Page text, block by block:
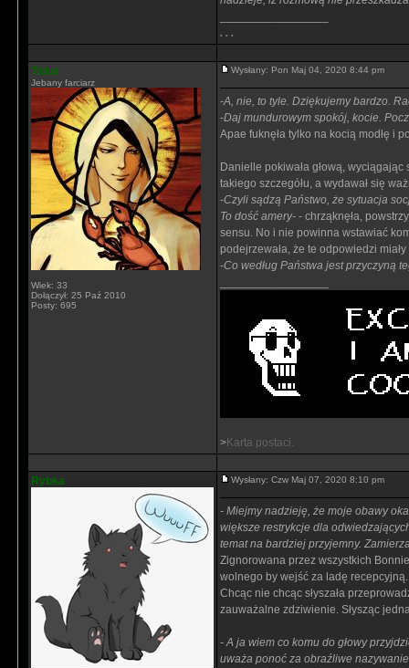
. . .
Tidus
Jebany farciarz
Wiek: 33
Dołączył: 25 Paź 2010
Posty: 695
Wysłany: Pon Maj 04, 2020 8:44 pm
-A, nie, to tyle. Dziękujemy bardzo.
-Daj mundurowym spokój, kocie.
Apae fuknęła tylko na kocią modłę i
Danielle pokiwała głową,
takiego szczegółu, a wydawał się
-Czyli sądzą Państwo, że sytuacja
To dość amery- - chrząknęła,
sensu. No i nie powinna wstawiać
podejrzewała, że te odpowiedzi
-Co według Państwa jest przyczyną
>Karta postaci.
Rybka Wysłany: Czw Maj 07, 2020 8:10 pm
- Miejmy nadzieję, że moje obawy
większe restrykcje dla
temat na bardziej przyjemny.
Zignorowana przez wszystkich
wolnego by wejść za ladę
Chcąc nie chcąc słyszała
zauważalne zdziwienie. Słysząc
- A ja wiem co komu do głowy
uważa ponoć za obraźliwe